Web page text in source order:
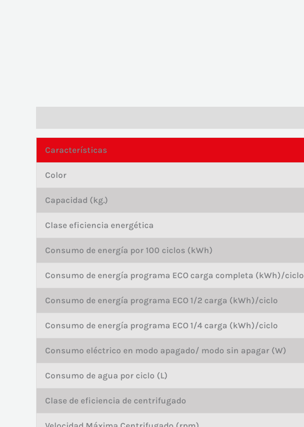
Características
Color
Capacidad (kg.)
Clase eficiencia energética
Consumo de energía por 100 ciclos (kWh)
Consumo de energía programa ECO carga completa (kWh)/ciclo
Consumo de energía programa ECO 1/2 carga (kWh)/ciclo
Consumo de energía programa ECO 1/4 carga (kWh)/ciclo
Consumo eléctrico en modo apagado/ modo sin apagar (W)
Consumo de agua por ciclo (L)
Clase de eficiencia de centrifugado